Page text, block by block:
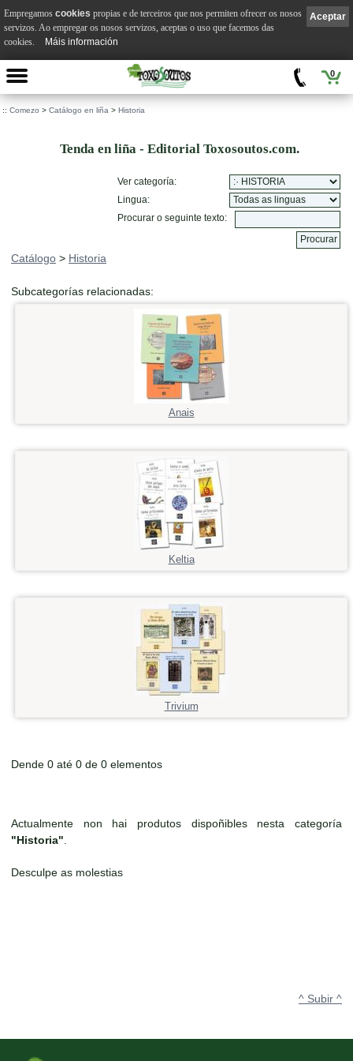
0
:: Comezo > Catálogo en liña > Historia
Tenda en liña - Editorial Toxosoutos.com.
Ver categoría:
Lingua:
Procurar o seguinte texto:
Catálogo > Historia
Subcategorías relacionadas:
Anais
Keltia
Trivium
Dende 0 até 0 de 0 elementos
Actualmente non hai produtos dispoñibles nesta categoría
"Historia"
Desculpe as molestias
^ Subir ^
Aceptar
Empregamos cookies propias e de terceiros que nos permiten ofrecer os nosos
servizos. Ao empregar os nosos servizos, aceptas o uso que facemos das
cookies.
Máis información